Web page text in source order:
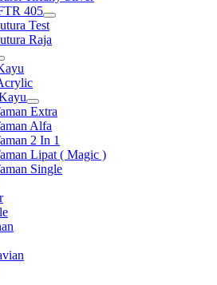
405
Show
sub
menu
Test
Raja
Show
sub
menu
Extra
Alfa
2 In 1
Lipat ( Magic )
Single